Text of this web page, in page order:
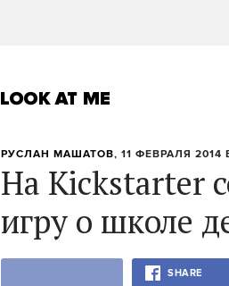
РУСЛАН МАШАТОВ, 11 ФЕВРАЛЯ 2014
На Kickstarter
игру о школе
SHARE